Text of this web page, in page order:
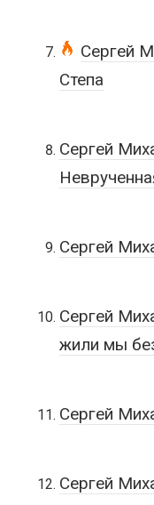
Сергей
Степа
Сергей
Сергей
Сергей
жили мы
Сергей
Сергей